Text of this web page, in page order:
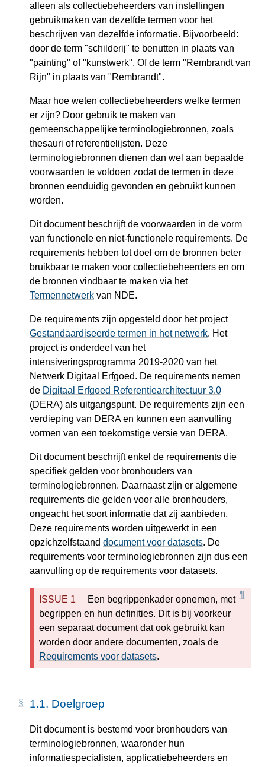
alleen als collectiebeheerders van instellingen
gebruikmaken van dezelfde termen voor het
beschrijven van dezelfde informatie. Bijvoorbeeld:
door de term "schilderij" te benutten in plaats van
"painting" of "kunstwerk". Of de term "Rembrandt van
Rijn" in plaats van "Rembrandt".
Maar hoe weten collectiebeheerders welke termen
er zijn? Door gebruik te maken van
gemeenschappelijke terminologiebronnen, zoals
thesauri of referentielijsten. Deze
terminologiebronnen dienen dan wel aan bepaalde
voorwaarden te voldoen zodat de termen in deze
bronnen eenduidig gevonden en gebruikt kunnen
worden.
Dit document beschrijft de voorwaarden in de vorm
van functionele en niet-functionele requirements. De
requirements hebben tot doel om de bronnen beter
bruikbaar te maken voor collectiebeheerders en om
de bronnen vindbaar te maken via het
Termennetwerk van NDE.
De requirements zijn opgesteld door het project
Gestandaardiseerde termen in het netwerk. Het
project is onderdeel van het
intensiveringsprogramma 2019-2020 van het
Netwerk Digitaal Erfgoed. De requirements nemen
de Digitaal Erfgoed Referentiearchitectuur 3.0
(DERA) als uitgangspunt. De requirements zijn een
verdieping van DERA en kunnen een aanvulling
vormen van een toekomstige versie van DERA.
Dit document beschrijft enkel de requirements die
specifiek gelden voor bronhouders van
terminologiebronnen. Daarnaast zijn er algemene
requirements die gelden voor alle bronhouders,
ongeacht het soort informatie dat zij aanbieden.
Deze requirements worden uitgewerkt in een
opzichzelfstaand document voor datasets. De
requirements voor terminologiebronnen zijn dus een
aanvulling op de requirements voor datasets.
Een begrippenkader opnemen, met
begrippen en hun definities. Dit is bij voorkeur
een separaat document dat ook gebruikt kan
worden door andere documenten, zoals de
Requirements voor datasets.
1.1. Doelgroep
Dit document is bestemd voor bronhouders van
terminologiebronnen, waaronder hun
informatiespecialisten, applicatiebeheerders en